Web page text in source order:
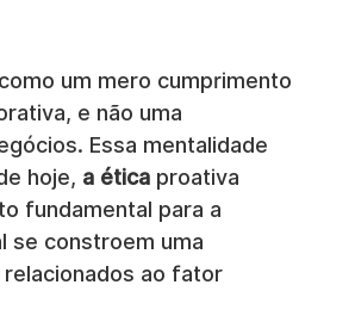
um mero cumprimento
e não uma
Essa mentalidade
hoje, a ética proativa
fundamental para a
se constroem uma
ao fator